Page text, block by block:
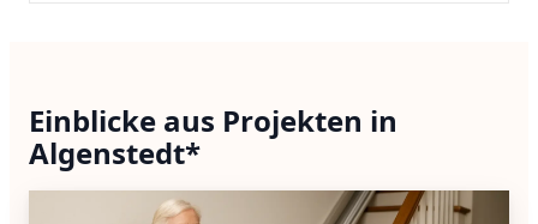
Einblicke aus Projekten in
Algenstedt*